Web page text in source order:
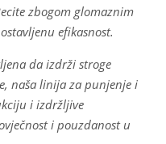
zbogom glomaznim
efikasnost.
da izdrži stroge
naša linija za punjenje i
i izdržljive
i pouzdanost u